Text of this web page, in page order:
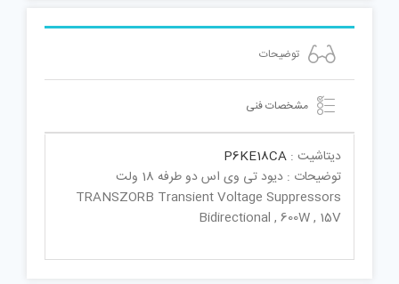
توضیحات
مشخصات فنی
دیتاشیت : P6KE18CA
توضیحات : دیود تی وی اس دو طرفه 18 ولت
TRANSZORB Transient Voltage Suppressors
Bidirectional , 600W , 15V